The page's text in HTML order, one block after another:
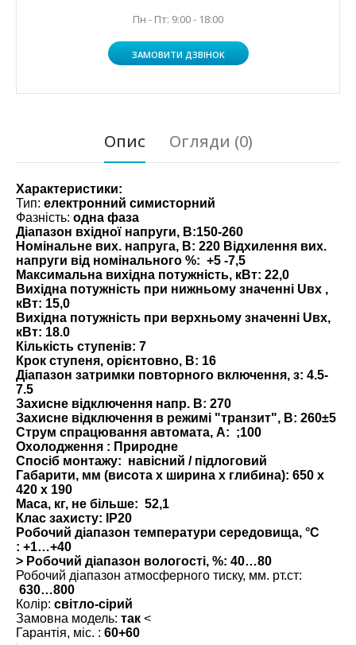
Пн - Пт: 9:00 - 18:00
ЗАМОВИТИ ДЗВІНОК
Опис Огляди (0)
Характеристики:
Тип: електронний симисторний
Фазність: одна фаза
Діапазон вхідної напруги, В:150-260
Номінальне вих. напруга, В: 220 Відхилення вих.
напруги від номінального %: +5 -7,5
Максимальна вихідна потужність, кВт: 22,0
Вихідна потужність при нижньому значенні Uвх ,
кВт: 15,0
Вихідна потужність при верхньому значенні Uвх,
кВт: 18.0
Кількість ступенів: 7
Крок ступеня, орієнтовно, В: 16
Діапазон затримки повторного включення, з: 4.5-
7.5
Захисне відключення напр. В: 270
Захисне відключення в режимі "транзит", В: 260±5
Струм спрацювання автомата, А: ;100
Охолодження : Природне
Спосіб монтажу: навісний / підлоговий
Габарити, мм (висота x ширина x глибина): 650 х
420 х 190
Маса, кг, не більше: 52,1
Клас захисту: IP20
Робочий діапазон температури середовища, °С
: +1…+40
> Робочий діапазон вологості, %: 40…80
Робочий діапазон атмосферного тиску, мм. рт.ст:
630…800
Колір: світло-сірий
Замовна модель: так <
Гарантія, міс. : 60+60